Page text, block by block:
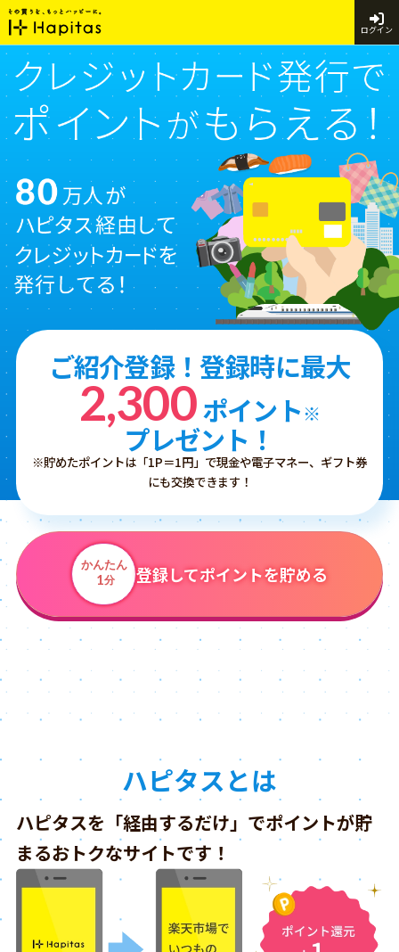
ログイン
ご紹介登録！登録時に最大
2,300ポイント※
プレゼント！
※貯めたポイントは「1P＝1円」で現金や電子マネー、ギフト券
にも交換できます！
かんたん
1分 登録してポイントを貯める
ハピタスとは
ハピタスを「経由するだけ」でポイントが貯
まるおトクなサイトです！